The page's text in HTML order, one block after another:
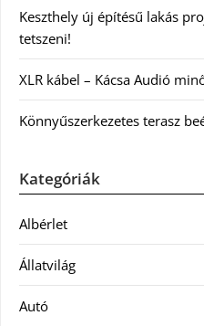
Keszthely új építésű lakás
tetszeni!
XLR kábel – Kácsa Audió
Könnyűszerkezetes terasz
Kategóriák
Albérlet
Állatvilág
Autó